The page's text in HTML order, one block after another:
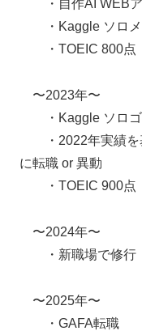
・自作AI WEBア
・Kaggle ソロメ
・TOEIC 800点
〜2023年〜
・Kaggle ソロゴ
・2022年実績を
に転職 or 異動
・TOEIC 900点
〜2024年〜
・新職場で修行
〜2025年〜
・GAFA転職